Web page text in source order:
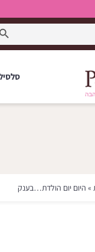
» היום יום הולדת…בענק